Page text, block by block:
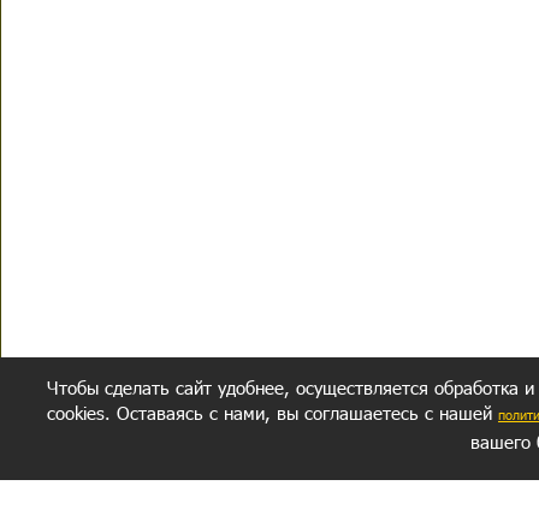
Чтобы сделать сайт удобнее, осуществляется обработка
cookies. Оставаясь с нами, вы соглашаетесь с нашей
вашего